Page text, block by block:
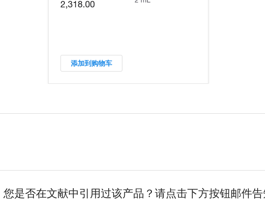
2,318.00
添加到购物车
您是否在文献中引用过该产品？请点击下方按钮邮件